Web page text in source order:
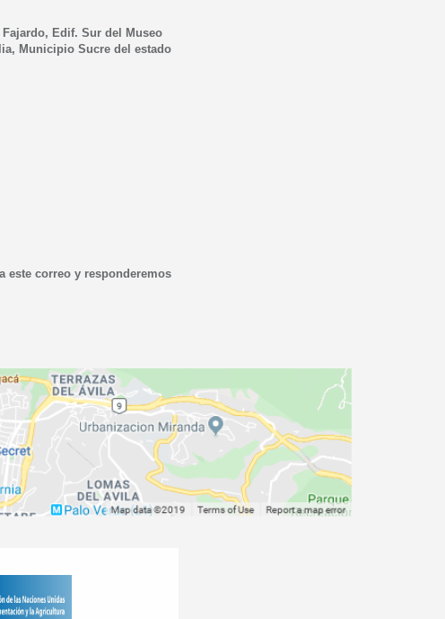
Edif. Sur del Museo
Municipio Sucre del estado
este correo y responderemos